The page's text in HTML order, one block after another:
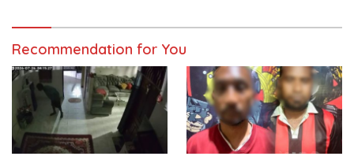
Recommendation for You